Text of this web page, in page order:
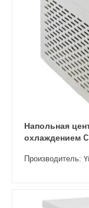
Напольная
охлаждением
Производитель: